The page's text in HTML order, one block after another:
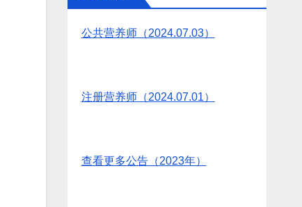
公共营养师（2024.07.03）
注册营养师（2024.07.01）
查看更多公告（2023年）